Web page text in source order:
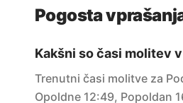
Pogosta
Kakšni so časi molitev
Trenutni časi molitve za
Opoldne 12:49, Popoldan